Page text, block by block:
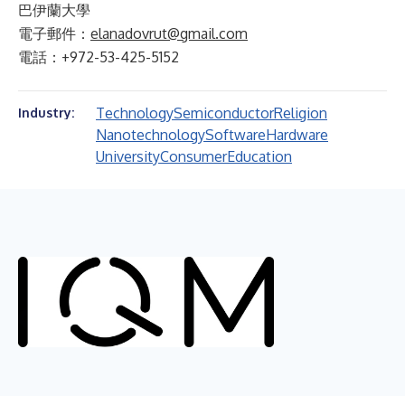
巴伊蘭大學
電子郵件： elanadovrut@gmail.com
電話：+972-53-425-5152
Industry: TechnologySemiconductorReligion
NanotechnologySoftwareHardware
UniversityConsumerEducation